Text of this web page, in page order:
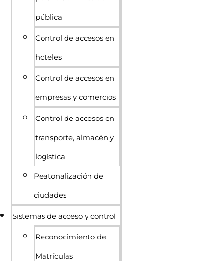
pública
Control de accesos en
hoteles
Control de accesos en
empresas y comercios
Control de accesos en
transporte, almacén y
logística
Peatonalización de
ciudades
Sistemas de acceso y control
Reconocimiento de
Matrículas